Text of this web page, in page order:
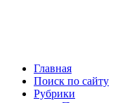
Главная
Поиск по сайту
Рубрики